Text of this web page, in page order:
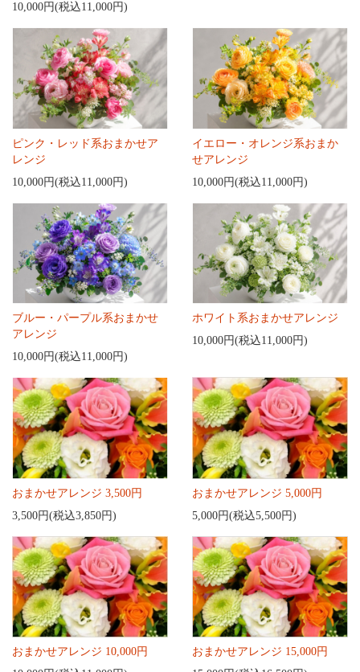
10,000円(税込11,000円)
ピンク・レッド系おまかせア
レンジ
10,000円(税込11,000円)
イエロー・オレンジ系おまか
せアレンジ
10,000円(税込11,000円)
ブルー・パープル系おまかせ
アレンジ
10,000円(税込11,000円)
ホワイト系おまかせアレンジ
10,000円(税込11,000円)
おまかせアレンジ 3,500円
3,500円(税込3,850円)
おまかせアレンジ 5,000円
5,000円(税込5,500円)
おまかせアレンジ 10,000円
おまかせアレンジ 15,000円